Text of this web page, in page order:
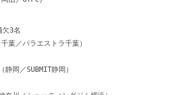
3名
ラエストラ千葉）
SUBMIT静岡）